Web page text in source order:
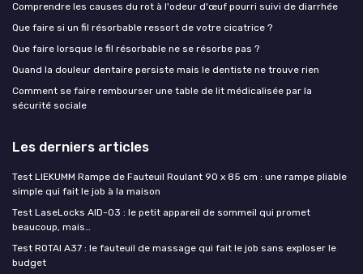
Comprendre les causes du rot à l'odeur d'œuf pourri suivi de diarrhée
Que faire si un fil résorbable ressort de votre cicatrice ?
Que faire lorsque le fil résorbable ne se résorbe pas ?
Quand la douleur dentaire persiste mais le dentiste ne trouve rien
Comment se faire rembourser une table de lit médicalisée par la
sécurité sociale
Les derniers articles
Test LIEKUMM Rampe de Fauteuil Roulant 90 x 85 cm : une rampe pliable
simple qui fait le job à la maison
Test LaseLocks AID-03 : le petit appareil de sommeil qui promet
beaucoup, mais…
Test ROTAI A37 : le fauteuil de massage qui fait le job sans exploser le
budget